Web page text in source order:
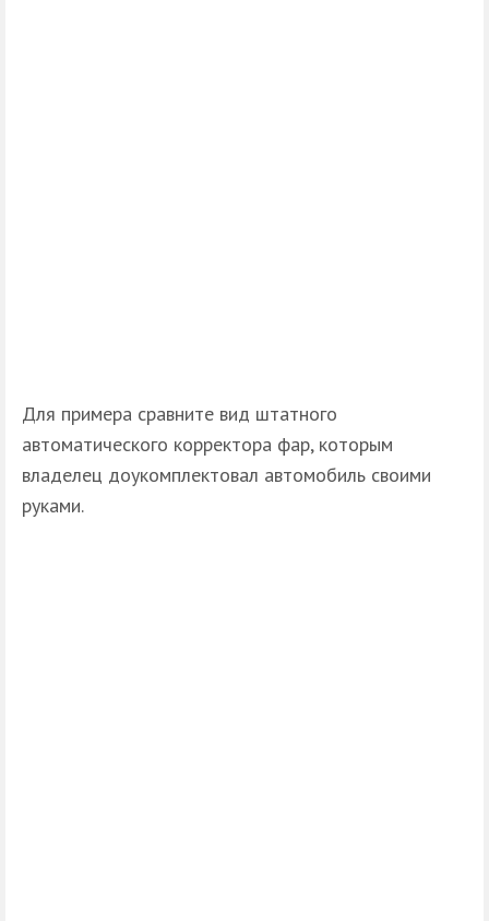
Для примера сравните вид штатного
автоматического корректора фар, которым
владелец доукомплектовал автомобиль своими
руками.